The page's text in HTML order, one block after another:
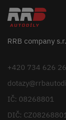
RRB company
+420 734 626
IČ: 08268801
DIČ: CZ08268801